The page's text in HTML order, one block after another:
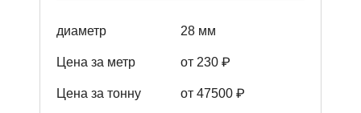
диаметр 28 мм
Цена за метр от 230 ₽
Цена за тонну от 47500 ₽